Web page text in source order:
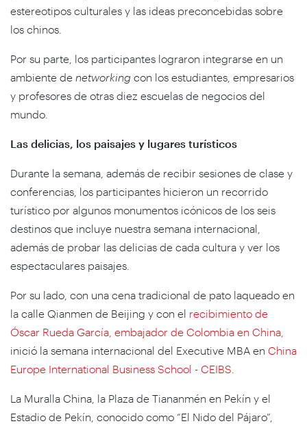
estereotipos culturales y las ideas preconcebidas sobre
los chinos.
Por su parte, los participantes lograron integrarse en un
ambiente de networking con los estudiantes, empresarios
y profesores de otras diez escuelas de negocios del
mundo.
Las delicias, los paisajes y lugares turísticos
Durante la semana, además de recibir sesiones de clase y
conferencias, los participantes hicieron un recorrido
turístico por algunos monumentos icónicos de los seis
destinos que incluye nuestra semana internacional,
además de probar las delicias de cada cultura y ver los
espectaculares paisajes.
Por su lado, con una cena tradicional de pato laqueado en
la calle Qianmen de Beijing y con el recibimiento de
Óscar Rueda García, embajador de Colombia en China,
inició la semana internacional del Executive MBA en China
Europe International Business School - CEIBS.
La Muralla China, la Plaza de Tiananmén en Pekín y el
Estadio de Pekín, conocido como “El Nido del Pájaro”,